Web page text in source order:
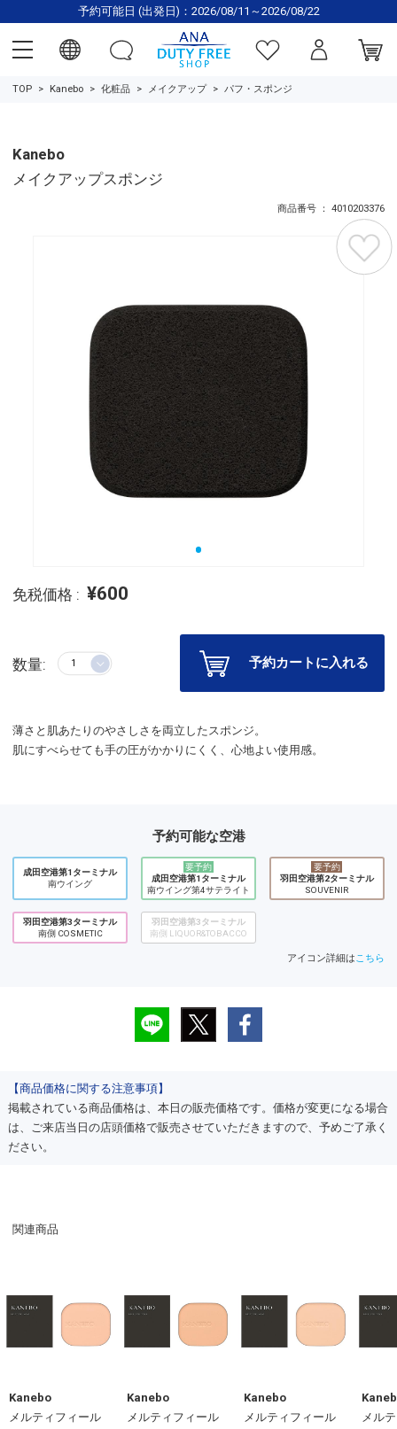
予約可能日 (出発日)：2026/08/11～2026/08/22
TOP Kanebo 化粧品 メイクアップ パフ・スポンジ
Kanebo
メイクアップスポンジ
商品番号 ： 4010203376
免税価格 : ¥600
数量: 予約カートに入れる
薄さと肌あたりのやさしさを両立したスポンジ。
肌にすべらせても手の圧がかかりにくく、心地よい使用感。
予約可能な空港
成田空港第1ターミナル
南ウイング
要予約
成田空港第1ターミナル
南ウイング第4サテライト
要予約
羽田空港第2ターミナル
SOUVENIR
羽田空港第3ターミナル
南側 COSMETIC
羽田空港第3ターミナル
南側 LIQUOR&TOBACCO
アイコン詳細はこちら
【商品価格に関する注意事項】
掲載されている商品価格は、本日の販売価格です。価格が変更になる場合
は、ご来店当日の店頭価格で販売させていただきますので、予めご了承く
ださい。
関連商品
Kanebo
メルティフィール
Kanebo
メルティフィール
Kanebo
メルティフィール
メル